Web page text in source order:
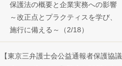
保護法の概要と企業実務への影響
～改正点とプラクティスを学び、
施行に備える～（2/18）
【東京三弁護士会公益通報者保護協議